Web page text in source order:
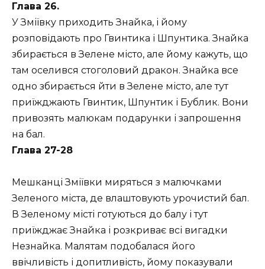
Глава 26.
У Зміївку приходить Знайка, і йому
розповідають про Гвинтика і Шпунтика. Знайка
збирається в Зелене місто, але йому кажуть, що
там оселився стоголовий дракон. Знайка все
одно збирається йти в Зелене місто, але тут
приїжджають Гвинтик, Шпунтик і Бублик. Вони
привозять малюкам подарунки і запрошення
на бал.
Глава 27-28
Мешканці Зміївки миряться з малючками
Зеленого міста, де влаштовують урочистий бал.
В Зеленому місті готуються до балу і тут
приїжджає Знайка і розкриває всі вигадки
Незнайка. Малятам подобалася його
ввічливість і допитливість, йому показували